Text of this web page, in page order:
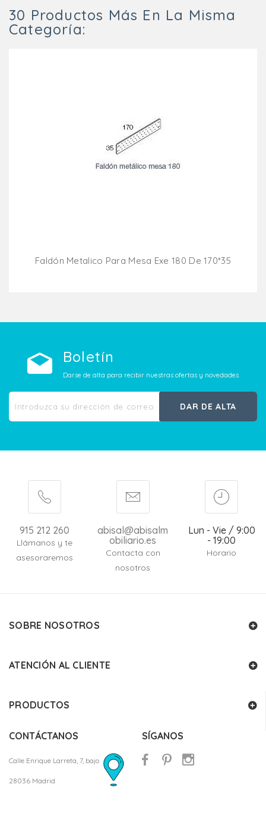
30 Productos Más En La Misma
Categoría:
Faldón Metalico Para Mesa Exe 180 De 170*35
Boletín
Darse de alta para recibir nuestras ofertas y novedades
DAR DE ALTA
915 212 260
Llámanos y te
asesoraremos
abisal@abisalm
obiliario.es
Contacta con
nosotros
Lun - Vie / 9:00
- 19:00
Horario
SOBRE NOSOTROS
ATENCIÓN AL CLIENTE
PRODUCTOS
CONTÁCTANOS
Calle Enrique Larreta, 7, bajo
28036 Madrid
SÍGANOS